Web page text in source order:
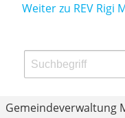
Weiter zu REV Rigi
Gemeindeverwaltung